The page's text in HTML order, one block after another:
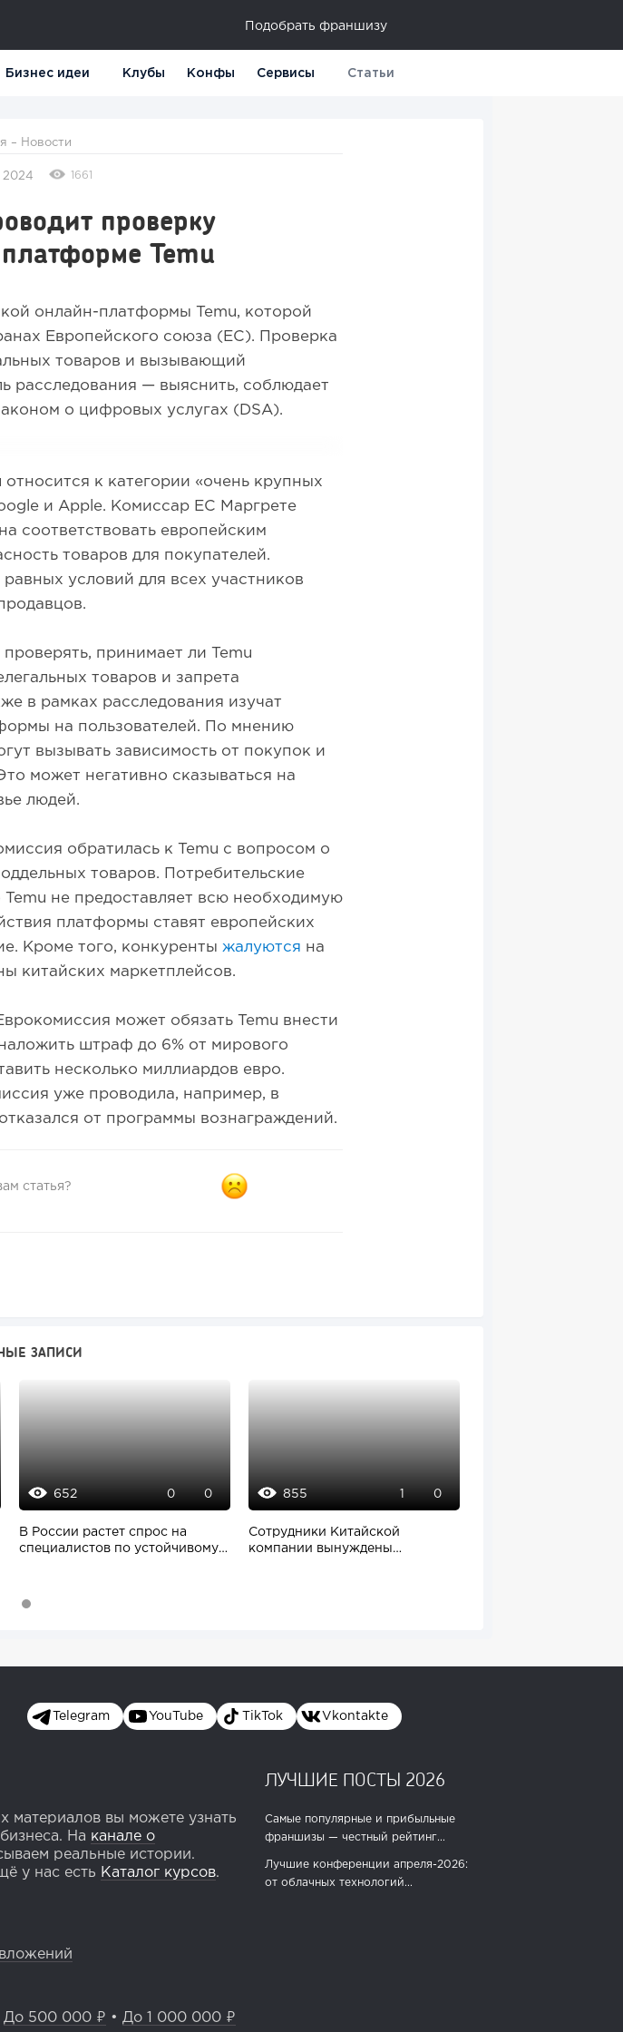
Подобрать франшизу
Бизнес идеи Клубы Конфы Сервисы Статьи
– Новости
2024 1661
проверку
Temu
онлайн-платформы Temu, которой
Европейского союза (ЕС). Проверка
товаров и вызывающий
расследования — выяснить, соблюдает
о цифровых услугах (DSA).
к категории «очень крупных
и Apple. Комиссар ЕС Маргрете
соответствовать европейским
товаров для покупателей.
условий для всех участников
принимает ли Temu
товаров и запрета
в рамках расследования изучат
на пользователей. По мнению
вызывать зависимость от покупок и
может негативно сказываться на
людей.
обратилась к Temu с вопросом о
товаров. Потребительские
не предоставляет всю необходимую
платформы ставят европейских
Кроме того, конкуренты жалуются на
китайских маркетплейсов.
может обязать Temu внести
штраф до 6% от мирового
несколько миллиардов евро.
уже проводила, например, в
от программы вознаграждений.
статья?
ЗАПИСИ
652 0 0
В России растет спрос на
специалистов по устойчивому
855 0
Сотрудники Китайской
компании вынуждены
2
Telegram YouTube TikTok Vkontakte
материалов вы можете узнать
На канале о
реальные истории.
у нас есть Каталог курсов.
ЛУЧШИЕ ПОСТЫ 2026
Самые популярные и прибыльные
франшизы — честный рейтинг...
Лучшие конференции апреля-2026:
от облачных технологий...
До 500 000 ₽ • До 1 000 000 ₽